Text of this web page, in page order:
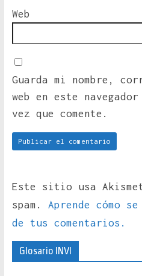
Web
Guarda mi nombre,
web en este
vez que comente.
Este sitio usa
spam. Aprende cómo
de tus comentarios.
Glosario INVI